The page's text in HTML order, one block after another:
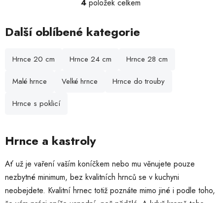
O
l
á
a
p
i
s
4položek celkem
Další oblíbené kategorie
Hrnce 20 cm Hrnce 24 cm Hrnce 28 cm
Malé hrnce Velké hrnce Hrnce do trouby
Hrnce s poklicí
Hrnce a kastroly
Ať už je vaření vaším koníčkem nebo mu věnujete pouze
nezbytné minimum, bez kvalitních hrnců se v kuchyni
neobejdete. Kvalitní hrnec totiž poznáte mimo jiné i podle toho,